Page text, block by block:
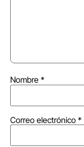
Nombre *
Correo electrónico *